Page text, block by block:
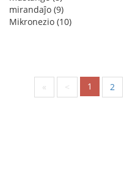
mirandaĵo (9)
Mikronezio (10)
« < 1 2